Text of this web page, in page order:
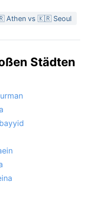
als eine der
Sandstürme sind
Athen vs 🇰🇷 Seoul
Städten